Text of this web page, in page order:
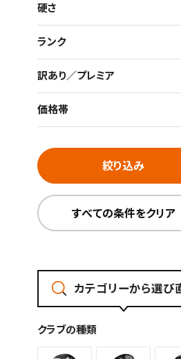
硬さ
ランク
訳あり／プレミア
価格帯
絞り込み
すべての条件をクリア
カテゴリーから選び
クラブの種類